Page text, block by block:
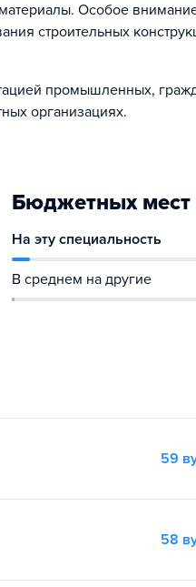
материалы. Особое
строительных
промышленных,
организациях.
Бюджетных мест
На эту специальность
В среднем на другие
59
58